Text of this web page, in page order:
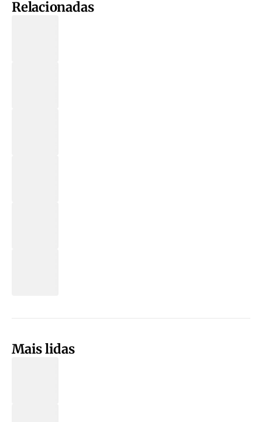
Relacionadas
Mais lidas